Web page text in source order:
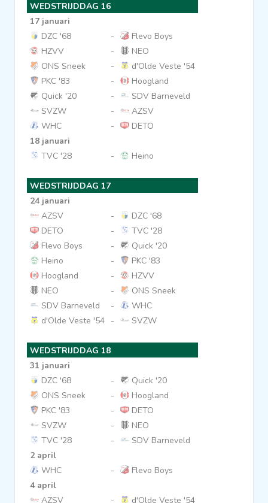
WEDSTRIJDDAG 16
17 januari
DZC '68
-
Flevo Boys
HZVV
-
NEO
ONS Sneek
-
d'Olde Veste '54
PKC '83
-
Hoogland
Quick '20
-
SDV Barneveld
SVZW
-
AZSV
WHC
-
DETO
18 januari
TVC '28
- Heino
WEDSTRIJDDAG 17
24 januari
AZSV
-
DZC '68
DETO
-
TVC '28
Flevo Boys
-
Quick '20
Heino
-
PKC '83
Hoogland
-
HZVV
NEO
-
ONS Sneek
SDV Barneveld
-
WHC
d'Olde Veste '54 - SVZW
WEDSTRIJDDAG 18
31 januari
DZC '68
-
Quick '20
ONS Sneek
-
Hoogland
PKC '83
-
DETO
SVZW
-
NEO
TVC '28
-
SDV Barneveld
2 april
WHC
-
Flevo Boys
4 april
AZSV
- d'Olde Veste '54